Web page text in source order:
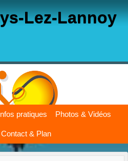
Lez-Lannoy
pratiques Photos & Vidéos
Contact & Plan